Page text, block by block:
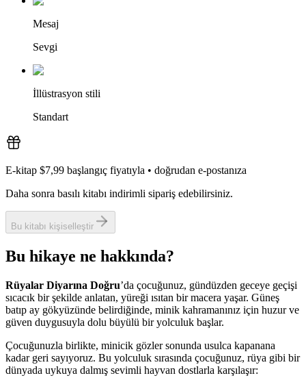
Mesaj
Sevgi
İllüstrasyon stili
Standart
E-kitap $7,99 başlangıç fiyatıyla • doğrudan e-postanıza
Daha sonra basılı kitabı indirimli sipariş edebilirsiniz.
Bu kitabı kişiselleştir
Bu hikaye ne hakkında?
Rüyalar Diyarına Doğru’da çocuğunuz, gündüzden geceye geçişi
sıcacık bir şekilde anlatan, yüreği ısıtan bir macera yaşar. Güneş
batıp ay gökyüzünde belirdiğinde, minik kahramanınız için huzur ve
güven duygusuyla dolu büyülü bir yolculuk başlar.
Çocuğunuzla birlikte, minicik gözler sonunda usulca kapanana
kadar geri sayıyoruz. Bu yolculuk sırasında çocuğunuz, rüya gibi bir
dünyada uykuya dalmış sevimli hayvan dostlarla karşılaşır: